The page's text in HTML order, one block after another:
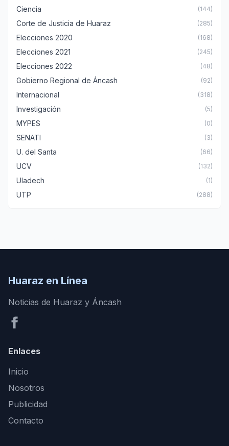
Ciencia (144)
Corte de Justicia de Huaraz (285)
Elecciones 2020 (168)
Elecciones 2021 (245)
Elecciones 2022 (48)
Gobierno Regional de Áncash (92)
Internacional (318)
Investigación (5)
MYPES (0)
SENATI (3)
U. del Santa (66)
UCV (132)
Uladech (1)
UTP (288)
Huaraz en Línea
Noticias de Huaraz y Áncash
Enlaces
Inicio
Nosotros
Publicidad
Contacto